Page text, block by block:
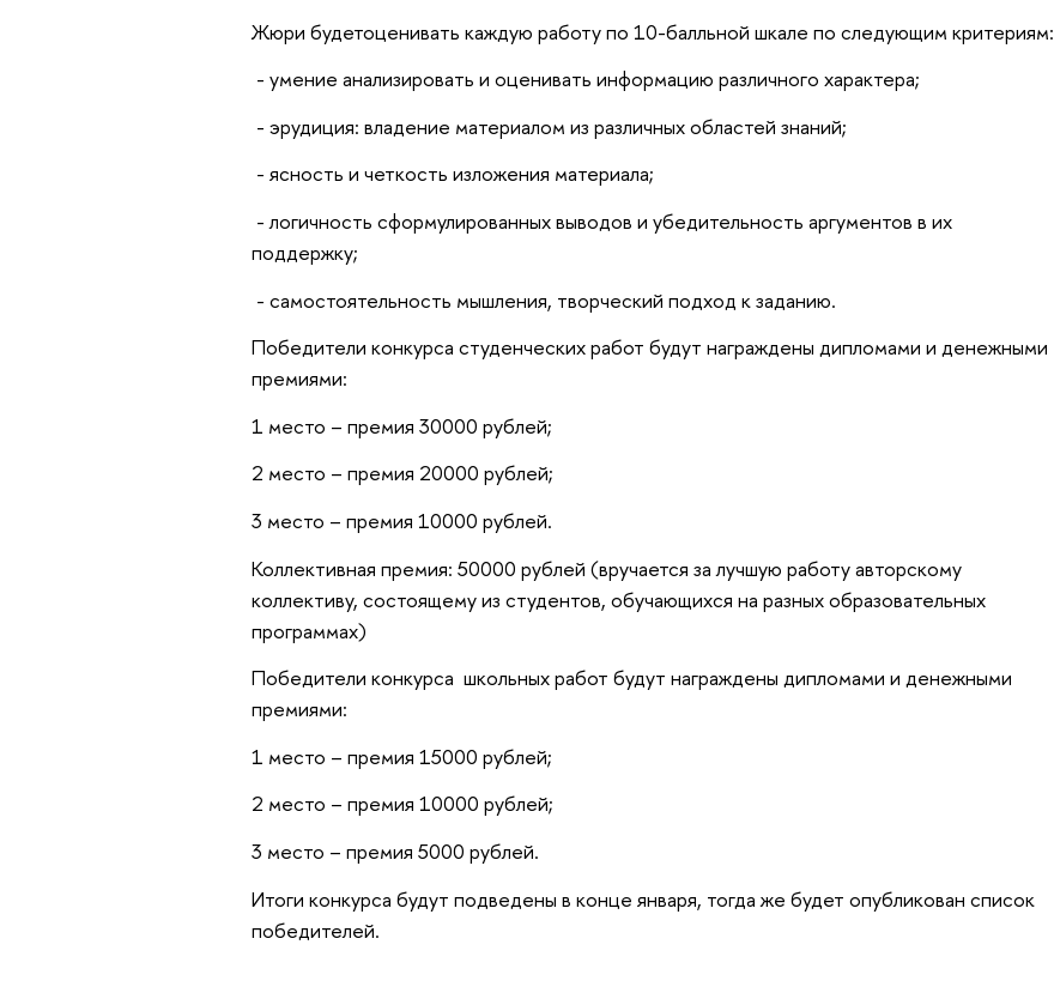
Жюри будетоценивать каждую работу по 10-балльной шкале по следующим критериям:
- умение анализировать и оценивать информацию различного характера;
- эрудиция: владение материалом из различных областей знаний;
- ясность и четкость изложения материала;
- логичность сформулированных выводов и убедительность аргументов в их
поддержку;
- самостоятельность мышления, творческий подход к заданию.
Победители конкурса студенческих работ будут награждены дипломами и денежными
премиями:
1 место – премия 30000 рублей;
2 место – премия 20000 рублей;
3 место – премия 10000 рублей.
Коллективная премия: 50000 рублей (вручается за лучшую работу авторскому
коллективу, состоящему из студентов, обучающихся на разных образовательных
программах)
Победители конкурса школьных работ будут награждены дипломами и денежными
премиями:
1 место – премия 15000 рублей;
2 место – премия 10000 рублей;
3 место – премия 5000 рублей.
Итоги конкурса будут подведены в конце января, тогда же будет опубликован список
победителей.